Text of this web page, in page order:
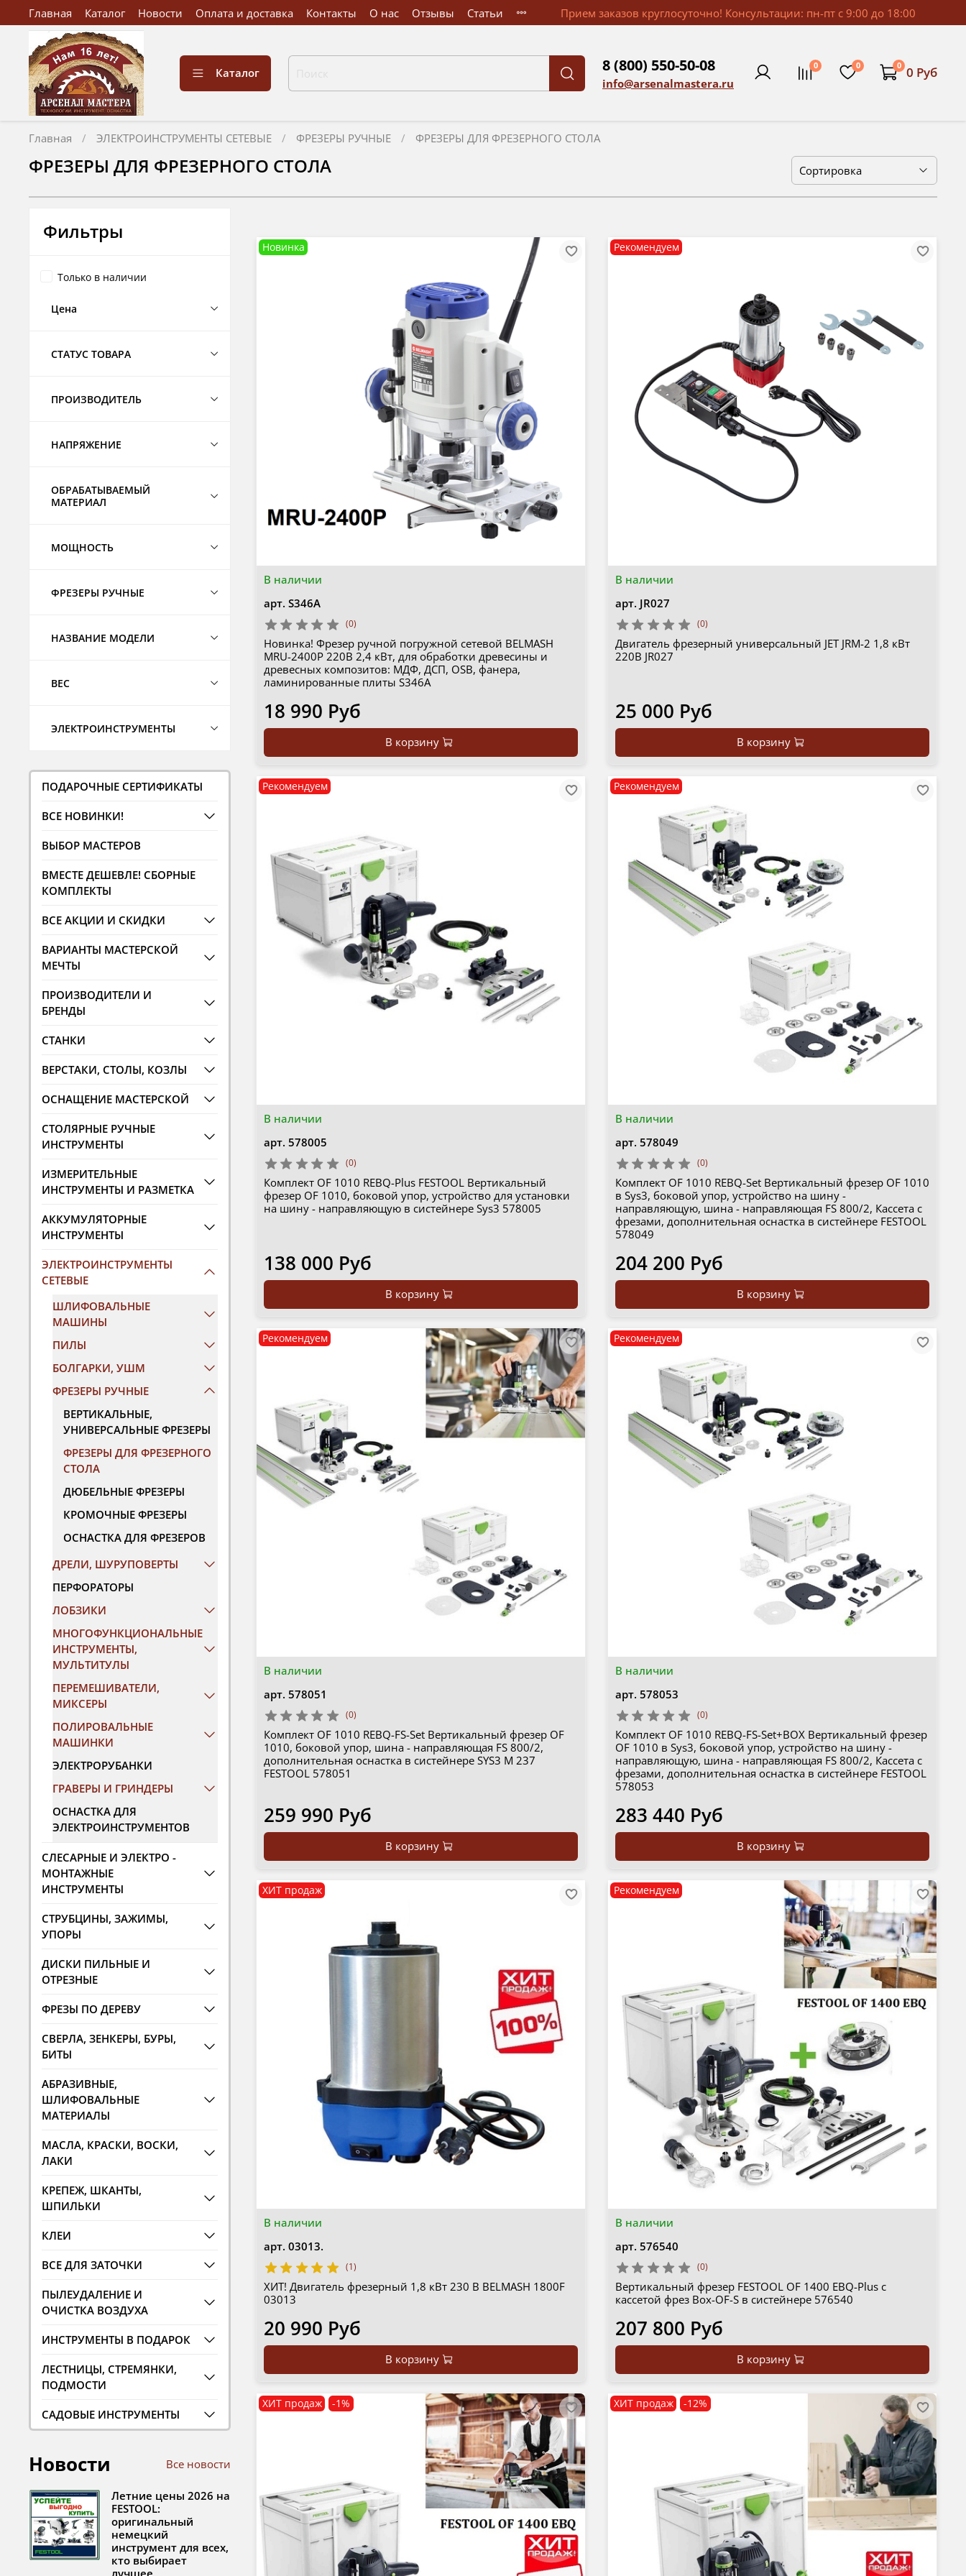
Главная Каталог Новости Оплата и доставка Контакты О нас Отзывы Статьи Прием заказов круглосуточно! Консультации: пн-пт с 9:00 до 18:00
Каталог 8 (800) 550-50-08
info@arsenalmastera.ru
0 0 0 0 Руб
Главная ЭЛЕКТРОИНСТРУМЕНТЫ СЕТЕВЫЕ ФРЕЗЕРЫ РУЧНЫЕ ФРЕЗЕРЫ ДЛЯ ФРЕЗЕРНОГО СТОЛА
ФРЕЗЕРЫ ДЛЯ ФРЕЗЕРНОГО СТОЛА
В наличии
Новинка
арт. S346A
(0)
Новинка! Фрезер ручной погружной сетевой BELMASH
MRU-2400P 220В 2,4 кВт, для обработки древесины и
древесных композитов: МДФ, ДСП, OSB, фанера,
ламинированные плиты S346A
18 990 Руб
В корзину
В наличии
Рекомендуем
арт. JR027
(0)
Двигатель фрезерный универсальный JET JRM-2 1,8 кВт
220В JR027
25 000 Руб
В корзину
В наличии
Рекомендуем
арт. 578005
(0)
Комплект OF 1010 REBQ-Plus FESTOOL Вертикальный
фрезер OF 1010, боковой упор, устройство для установки
на шину - направляющую в систейнере Sys3 578005
138 000 Руб
В корзину
В наличии
Рекомендуем
арт. 578049
(0)
Комплект OF 1010 REBQ-Set Вертикальный фрезер OF 1010
в Sys3, боковой упор, устройство на шину -
направляющую, шина - направляющая FS 800/2, Кассета с
фрезами, дополнительная оснастка в систейнере FESTOOL
578049
204 200 Руб
В корзину
В наличии
Рекомендуем
арт. 578051
(0)
Комплект OF 1010 REBQ-FS-Set Вертикальный фрезер OF
1010, боковой упор, шина - направляющая FS 800/2,
дополнительная оснастка в систейнере SYS3 M 237
FESTOOL 578051
259 990 Руб
В корзину
В наличии
Рекомендуем
арт. 578053
(0)
Комплект OF 1010 REBQ-FS-Set+BOX Вертикальный фрезер
OF 1010 в Sys3, боковой упор, устройство на шину -
направляющую, шина - направляющая FS 800/2, Кассета с
фрезами, дополнительная оснастка в систейнере FESTOOL
578053
283 440 Руб
В корзину
В наличии
ХИТ продаж
арт. 03013.
(1)
ХИТ! Двигатель фрезерный 1,8 кВт 230 В BELMASH 1800F
03013
20 990 Руб
В корзину
В наличии
Рекомендуем
арт. 576540
(0)
Вертикальный фрезер FESTOOL OF 1400 EBQ-Plus с
кассетой фрез Box-OF-S в систейнере 576540
207 800 Руб
В корзину
ХИТ продаж -1% ХИТ продаж -12%
Фильтры
Только в наличии
Цена
СТАТУС ТОВАРА
ПРОИЗВОДИТЕЛЬ
НАПРЯЖЕНИЕ
ОБРАБАТЫВАЕМЫЙ
МАТЕРИАЛ
МОЩНОСТЬ
ФРЕЗЕРЫ РУЧНЫЕ
НАЗВАНИЕ МОДЕЛИ
ВЕС
ЭЛЕКТРОИНСТРУМЕНТЫ
ПОДАРОЧНЫЕ СЕРТИФИКАТЫ
ВСЕ НОВИНКИ!
ВЫБОР МАСТЕРОВ
ВМЕСТЕ ДЕШЕВЛЕ! СБОРНЫЕ
КОМПЛЕКТЫ
ВСЕ АКЦИИ И СКИДКИ
ВАРИАНТЫ МАСТЕРСКОЙ
МЕЧТЫ
ПРОИЗВОДИТЕЛИ И
БРЕНДЫ
СТАНКИ
ВЕРСТАКИ, СТОЛЫ, КОЗЛЫ
ОСНАЩЕНИЕ МАСТЕРСКОЙ
СТОЛЯРНЫЕ РУЧНЫЕ
ИНСТРУМЕНТЫ
ИЗМЕРИТЕЛЬНЫЕ
ИНСТРУМЕНТЫ И РАЗМЕТКА
АККУМУЛЯТОРНЫЕ
ИНСТРУМЕНТЫ
ЭЛЕКТРОИНСТРУМЕНТЫ
СЕТЕВЫЕ
ШЛИФОВАЛЬНЫЕ
МАШИНЫ
ПИЛЫ
БОЛГАРКИ, УШМ
ФРЕЗЕРЫ РУЧНЫЕ
ВЕРТИКАЛЬНЫЕ,
УНИВЕРСАЛЬНЫЕ ФРЕЗЕРЫ
ФРЕЗЕРЫ ДЛЯ ФРЕЗЕРНОГО
СТОЛА
ДЮБЕЛЬНЫЕ ФРЕЗЕРЫ
КРОМОЧНЫЕ ФРЕЗЕРЫ
ОСНАСТКА ДЛЯ ФРЕЗЕРОВ
ДРЕЛИ, ШУРУПОВЕРТЫ
ПЕРФОРАТОРЫ
ЛОБЗИКИ
МНОГОФУНКЦИОНАЛЬНЫЕ
ИНСТРУМЕНТЫ,
МУЛЬТИТУЛЫ
ПЕРЕМЕШИВАТЕЛИ,
МИКСЕРЫ
ПОЛИРОВАЛЬНЫЕ
МАШИНКИ
ЭЛЕКТРОРУБАНКИ
ГРАВЕРЫ И ГРИНДЕРЫ
ОСНАСТКА ДЛЯ
ЭЛЕКТРОИНСТРУМЕНТОВ
СЛЕСАРНЫЕ И ЭЛЕКТРО -
МОНТАЖНЫЕ
ИНСТРУМЕНТЫ
СТРУБЦИНЫ, ЗАЖИМЫ,
УПОРЫ
ДИСКИ ПИЛЬНЫЕ И
ОТРЕЗНЫЕ
ФРЕЗЫ ПО ДЕРЕВУ
СВЕРЛА, ЗЕНКЕРЫ, БУРЫ,
БИТЫ
АБРАЗИВНЫЕ,
ШЛИФОВАЛЬНЫЕ
МАТЕРИАЛЫ
МАСЛА, КРАСКИ, ВОСКИ,
ЛАКИ
КРЕПЕЖ, ШКАНТЫ,
ШПИЛЬКИ
КЛЕИ
ВСЕ ДЛЯ ЗАТОЧКИ
ПЫЛЕУДАЛЕНИЕ И
ОЧИСТКА ВОЗДУХА
ИНСТРУМЕНТЫ В ПОДАРОК
ЛЕСТНИЦЫ, СТРЕМЯНКИ,
ПОДМОСТИ
САДОВЫЕ ИНСТРУМЕНТЫ
Новости Все новости
Летние цены 2026 на
FESTOOL:
оригинальный
немецкий
инструмент для всех,
кто выбирает
лучшее